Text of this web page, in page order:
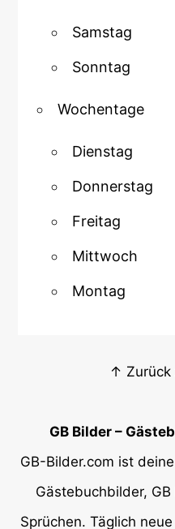
Samstag
Sonntag
Wochentage
Dienstag
Donnerstag
Freitag
Mittwoch
Montag
↑ Zurück
GB Bilder –
GB-Bilder.com ist
Gästebuchbilder,
Sprüchen. Täglich